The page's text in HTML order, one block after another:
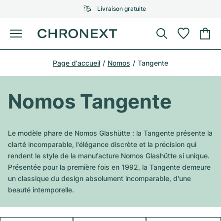
Livraison gratuite
Menu
Acheter une montre
UNE SÉLECTION D'EXCEPTION
Tous les modèles Rolex
Modèles les plus vendus
Omega
Tous les modèles Omega
Modèles les plus vendus
Patek Philippe
Tous les modèles Patek Philippe
Audemars Piguet
Cartier
Bijoux
UNE SÉLECTION D'EXCEPTION
Tiffany
Louis Vuitton
Gebauer & Gebauer
Van Cleef & Arpels
Nouveautés
Page d'accueil Nomos Tangente
Nomos Tangente
Le modèle phare de Nomos Glashütte : la Tangente présente la
clarté incomparable, l'élégance discrète et la précision qui
rendent le style de la manufacture Nomos Glashütte si unique.
Présentée pour la première fois en 1992, la Tangente demeure
un classique du design absolument incomparable, d'une
beauté intemporelle.